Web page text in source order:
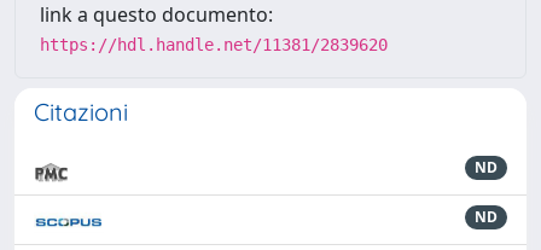
link a questo documento:
https://hdl.handle.net/11381/2839620
Citazioni
ND
ND